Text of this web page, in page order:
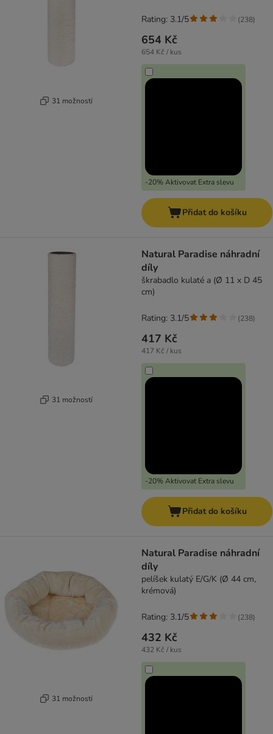
31 možností
654 Kč
654 Kč / kus
-20% Aktivovat Extra slevu
Rating: 3.1/5 (238)
Přidat do košíku
31 možností
Natural Paradise náhradní
díly
škrabadlo kulaté a (Ø 11 x D 45
cm)
417 Kč
417 Kč / kus
-20% Aktivovat Extra slevu
Rating: 3.1/5 (238)
Přidat do košíku
31 možností
Natural Paradise náhradní
díly
pelíšek kulatý E/G/K (Ø 44 cm,
krémová)
432 Kč
432 Kč / kus
Rating: 3.1/5 (238)